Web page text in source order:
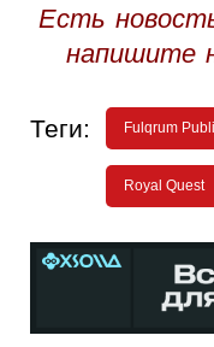
Есть
напишите
Теги: Fulqrum
Royal Quest